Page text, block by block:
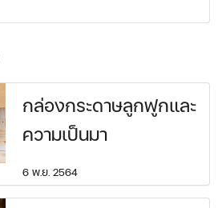
กล่องกระดาษลูกฟูกและ
ความเป็นมา
6 พ.ย. 2564